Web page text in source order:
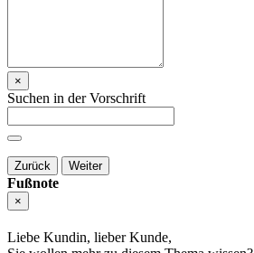
×
Suchen in der Vorschrift
Zurück Weiter
Fußnote
×
Liebe Kundin, lieber Kunde,